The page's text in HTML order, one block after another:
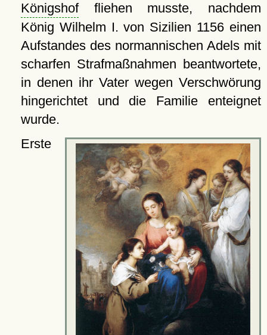
Königshoffliehen musste, nachdem
König Wilhelm I. von Sizilien 1156 einen
Aufstandes des normannischen Adels mit
scharfen Strafmaßnahmen beantwortete,
in denen ihr Vater wegen Verschwörung
hingerichtet und die Familie enteignet
wurde.
Erste